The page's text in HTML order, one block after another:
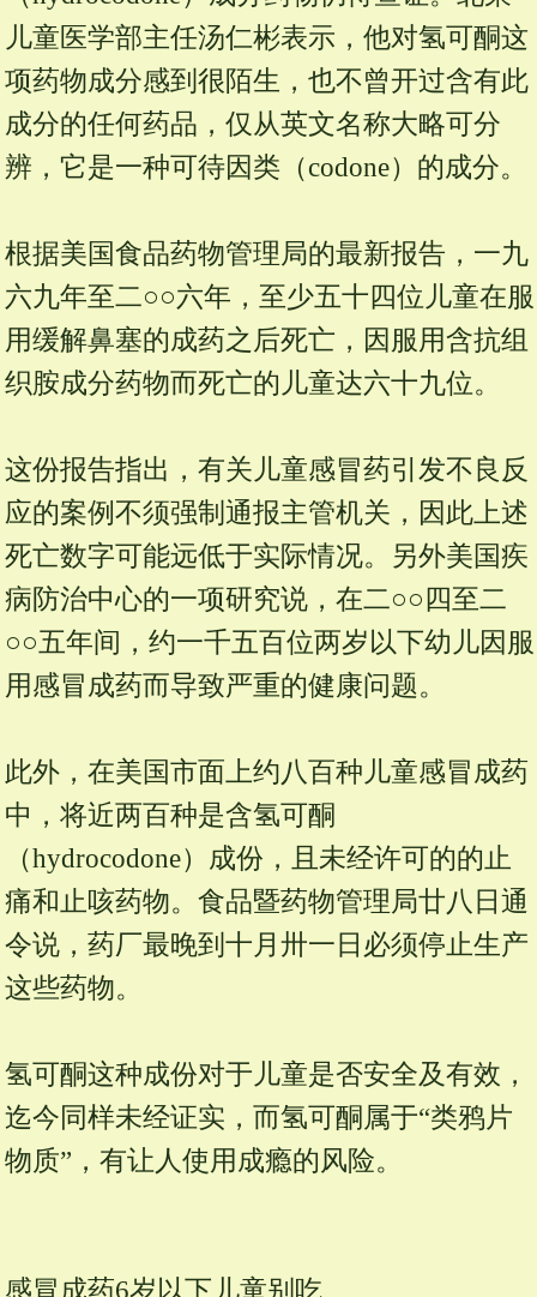
儿童医学部主任汤仁彬表示，他对氢可酮这
项药物成分感到很陌生，也不曾开过含有此
成分的任何药品，仅从英文名称大略可分
辨，它是一种可待因类（codone）的成分。
根据美国食品药物管理局的最新报告，一九
六九年至二○○六年，至少五十四位儿童在服
用缓解鼻塞的成药之后死亡，因服用含抗组
织胺成分药物而死亡的儿童达六十九位。
这份报告指出，有关儿童感冒药引发不良反
应的案例不须强制通报主管机关，因此上述
死亡数字可能远低于实际情况。另外美国疾
病防治中心的一项研究说，在二○○四至二
○○五年间，约一千五百位两岁以下幼儿因服
用感冒成药而导致严重的健康问题。
此外，在美国市面上约八百种儿童感冒成药
中，将近两百种是含氢可酮
（hydrocodone）成份，且未经许可的的止
痛和止咳药物。食品暨药物管理局廿八日通
令说，药厂最晚到十月卅一日必须停止生产
这些药物。
氢可酮这种成份对于儿童是否安全及有效，
迄今同样未经证实，而氢可酮属于“类鸦片
物质”，有让人使用成瘾的风险。
感冒成药6岁以下儿童别吃